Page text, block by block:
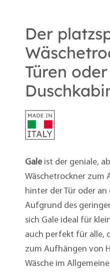
Der
Türen oder
Gale ist der geniale,
Wäschetrockner zum
hinter der Tür oder an
Aufgrund des
sich Gale ideal für
auch perfekt für alle,
zum Aufhängen von
Wäsche im